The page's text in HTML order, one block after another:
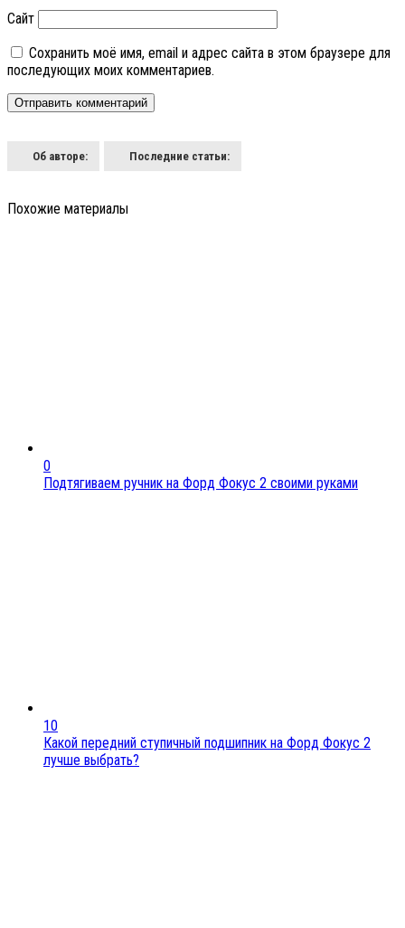
Сайт
Сохранить моё имя, email и адрес сайта в этом браузере для
последующих моих комментариев.
Об авторе: Последние статьи:
Похожие материалы
0
Подтягиваем ручник на Форд Фокус 2 своими руками
10
Какой передний ступичный подшипник на Форд Фокус 2
лучше выбрать?